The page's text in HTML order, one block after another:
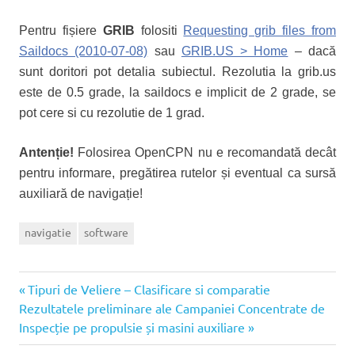
Pentru fișiere GRIB folositi Requesting grib files from
Saildocs (2010-07-08) sau GRIB.US > Home – dacă
sunt doritori pot detalia subiectul. Rezolutia la grib.us
este de 0.5 grade, la saildocs e implicit de 2 grade, se
pot cere si cu rezolutie de 1 grad.
Antenție! Folosirea OpenCPN nu e recomandată decât
pentru informare, pregătirea rutelor și eventual ca sursă
auxiliară de navigație!
navigatie software
Navigare
în
Articolul
anterior:
Tipuri de Veliere – Clasificare si comparatie
Articolul
următor:
Rezultatele preliminare ale Campaniei Concentrate de
Inspecție pe propulsie și masini auxiliare